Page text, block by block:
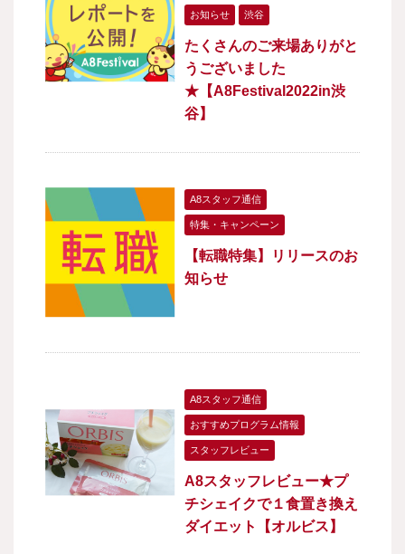
お知らせ 渋谷
たくさんのご来場ありがと
うございました
★【A8Festival2022in渋
谷】
A8スタッフ通信
特集・キャンペーン
【転職特集】リリースのお
知らせ
A8スタッフ通信
おすすめプログラム情報
スタッフレビュー
A8スタッフレビュー★プ
チシェイクで１食置き換え
ダイエット【オルビス】